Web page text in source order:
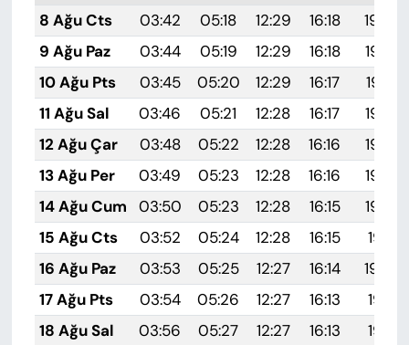
8 Ağu Cts
03:42 05:18 12:29 16:18
19:30
9 Ağu Paz
03:44 05:19 12:29 16:18
19:28
10 Ağu Pts
03:45 05:20 12:29 16:17
19:27
11 Ağu Sal
03:46 05:21 12:28 16:17
19:26
12 Ağu Çar
03:48 05:22 12:28 16:16
19:25
13 Ağu Per
03:49 05:23 12:28 16:16
19:24
14 Ağu Cum
03:50 05:23 12:28 16:15
19:22
15 Ağu Cts
03:52 05:24 12:28 16:15
19:21
16 Ağu Paz
03:53 05:25 12:27 16:14
19:20
17 Ağu Pts
03:54 05:26 12:27 16:13
19:18
18 Ağu Sal
03:56 05:27 12:27 16:13
19:17